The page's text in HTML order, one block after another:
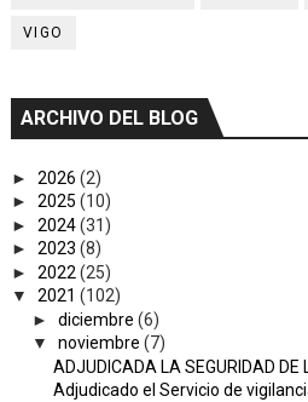
VIGO
ARCHIVO DEL BLOG
► 2026 (2)
► 2025 (10)
► 2024(31)
► 2023 (8)
► 2022 (25)
▼ 2021 (102)
► diciembre (6)
▼ noviembre (7)
ADJUDICADA LA SEGURIDAD DE
Adjudicado el Servicio de